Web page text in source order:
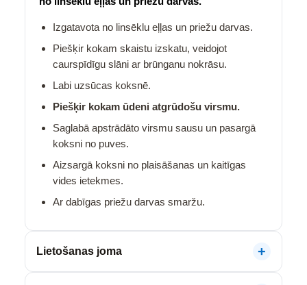
Izgatavota no linsēklu eļļas un priežu darvas.
Piešķir kokam skaistu izskatu, veidojot
caurspīdīgu slāni ar brūnganu nokrāsu.
Labi uzsūcas koksnē.
Piešķir kokam ūdeni atgrūdošu virsmu.
Saglabā apstrādāto virsmu sausu un pasargā
koksni no puves.
Aizsargā koksni no plaisāšanas un kaitīgas
vides ietekmes.
Ar dabīgas priežu darvas smaržu.
Lietošanas joma